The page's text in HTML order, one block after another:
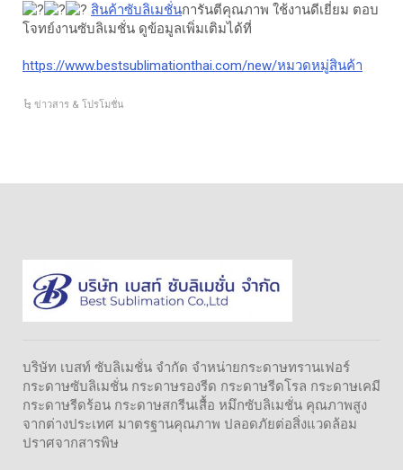
สินค้าซับลิเมชั่นการันตีคุณภาพ ใช้งานดีเยี่ยม ตอบ
โจทย์งานซับลิเมชั่น ดูข้อมูลเพิ่มเติมได้ที่
https://www.bestsublimationthai.com/new/หมวดหมู่สินค้า
ข่าวสาร & โปรโมชั่น
บริษัท เบสท์ ซับลิเมชั่น จำกัด จำหน่ายกระดาษทรานเฟอร์
กระดาษซับลิเมชั่น กระดาษรองรีด กระดาษรีดโรล กระดาษเคมี
กระดาษรีดร้อน กระดาษสกรีนเสื้อ หมึกซับลิเมชั่น คุณภาพสูง
จากต่างประเทศ มาตรฐานคุณภาพ ปลอดภัยต่อสิ่งแวดล้อม
ปราศจากสารพิษ